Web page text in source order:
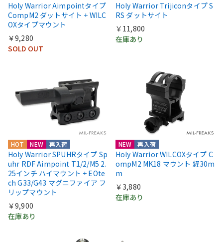
Holy Warrior Aimpointタイプ
CompM2 ダットサイト + WILC
OXタイプマウント
￥9,280
SOLD OUT
Holy Warrior Trijiconタイプ S
RS ダットサイト
￥11,800
在庫あり
HOT NEW 再入荷
Holy Warrior SPUHRタイプ Sp
uhr RDF Aimpoint T1/2/M5 2.
25インチ ハイマウント + EOte
ch G33/G43 マグニファイア フ
リップマウント
￥9,900
在庫あり
NEW 再入荷
Holy Warrior WILCOXタイプ C
ompM2 MK18 マウント 経30m
m
￥3,880
在庫あり